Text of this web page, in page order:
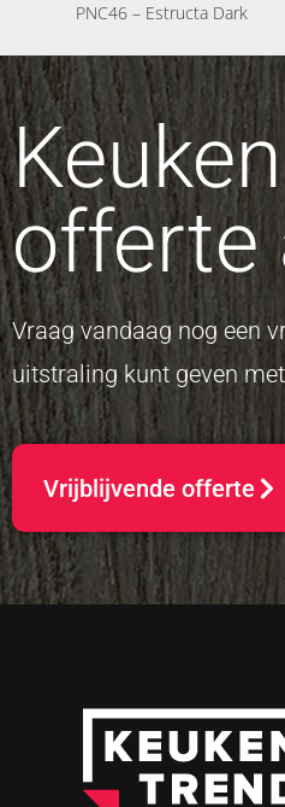
PNC46 – Estructa Dark
offerte
Vraag vandaag nog een
uitstraling kunt geven
Vrijblijvende offerte